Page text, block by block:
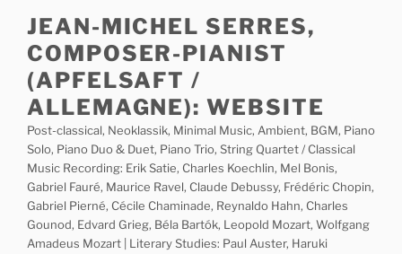
content
JEAN-MICHEL SERRES,
COMPOSER-PIANIST
(APFELSAFT /
ALLEMAGNE): WEBSITE
Post-classical, Neoklassik, Minimal Music, Ambient, BGM, Piano
Solo, Piano Duo & Duet, Piano Trio, String Quartet / Classical
Music Recording: Erik Satie, Charles Koechlin, Mel Bonis,
Gabriel Fauré, Maurice Ravel, Claude Debussy, Frédéric Chopin,
Gabriel Pierné, Cécile Chaminade, Reynaldo Hahn, Charles
Gounod, Edvard Grieg, Béla Bartók, Leopold Mozart, Wolfgang
Amadeus Mozart | Literary Studies: Paul Auster, Haruki